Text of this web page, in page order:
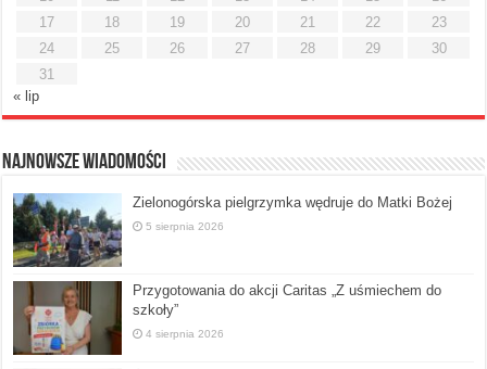
17
18 19 20 21 22
23
24
25 26 27 28 29
30
31
« lip
Najnowsze Wiadomości
Zielonogórska pielgrzymka wędruje do Matki Bożej
5 sierpnia 2026
Przygotowania do akcji Caritas „Z uśmiechem do
szkoły”
4 sierpnia 2026